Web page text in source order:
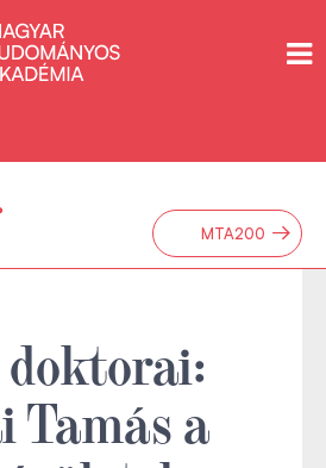
MTA200 →
doktorai:
Tamás a